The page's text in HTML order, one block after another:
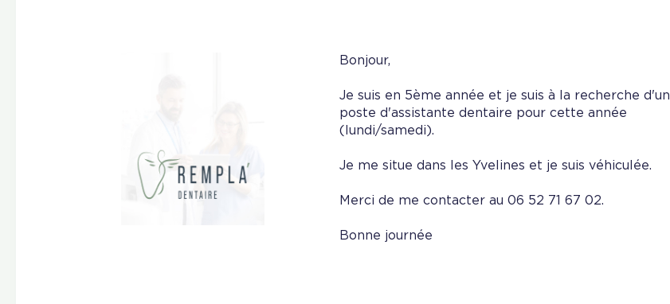
Bonjour,
Je suis en 5ème année et je suis à la recherche d'un
poste d'assistante dentaire pour cette année
(lundi/samedi).
Je me situe dans les Yvelines et je suis véhiculée.
Merci de me contacter au 06 52 71 67 02.
Bonne journée